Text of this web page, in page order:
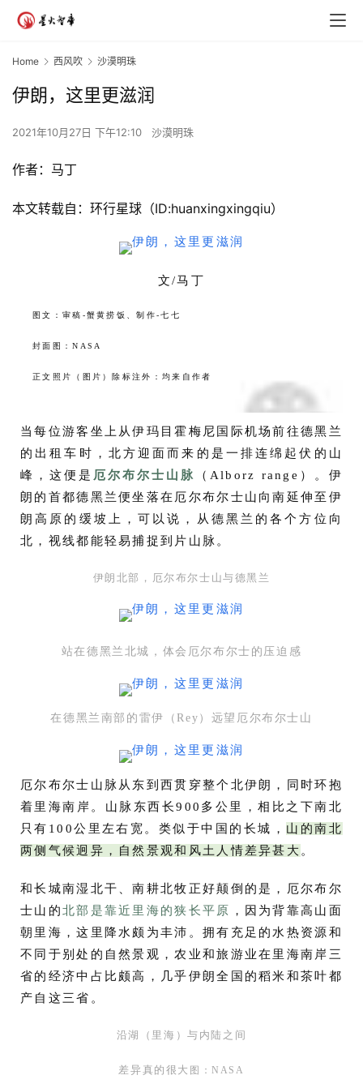
Home 西风吹 沙漠明珠
伊朗，这里更滋润
2021年10月27日 下午12:10 沙漠明珠
作者：马丁
本文转载自：环行星球（ID:huanxingxingqiu）
文/马丁
图文：审稿-蟹黄捞饭、制作-七七
封面图：NASA
正文照片（图片）除标注外：均来自作者
当每位游客坐上从伊玛目霍梅尼国际机场前往德黑兰
的出租车时，北方迎面而来的是一排连绵起伏的山
峰，这便是 厄尔布尔士山脉
（Alborz range）。伊
朗的首都德黑兰便坐落在厄尔布尔士山向南延伸至伊
朗高原的缓坡上，可以说，从德黑兰的各个方位向
北，视线都能轻易捕捉到片山脉。
伊朗北部，厄尔布尔士山与德黑兰
站在德黑兰北城，体会厄尔布尔士的压迫感
在德黑兰南部的雷伊（Rey）远望厄尔布尔士山
厄尔布尔士山脉从东到西贯穿整个北伊朗，同时环抱
着里海南岸。山脉东西长900多公里，相比之下南北
只有100公里左右宽。类似于中国的长城， 山的南北
两侧气候迥异，自然景观和风土人情差异甚大。
和长城南湿北干、南耕北牧正好颠倒的是，厄尔布尔
士山的北部是靠近里海的狭长平原
，因为背靠高山面
朝里海，这里降水颇为丰沛。拥有充足的水热资源和
不同于别处的自然景观，农业和旅游业在里海南岸三
省的经济中占比颇高，几乎伊朗全国的稻米和茶叶都
产自这三省。
沿湖（里海）与内陆之间
差异真的很大 图：NASA